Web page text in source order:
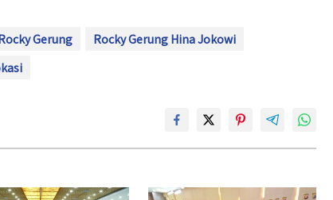
Gerung
Rocky Gerung Hina Jokowi